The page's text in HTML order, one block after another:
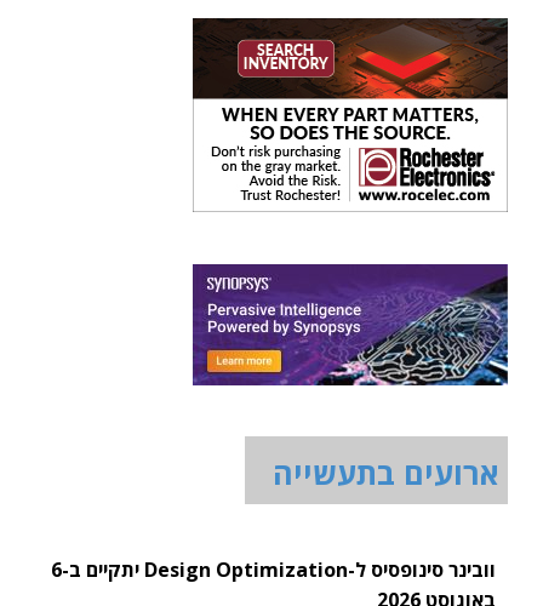
ארועים בתעשייה
וובינר סינופסיס ל-Design Optimization יתקיים ב-6
באוגוסט 2026